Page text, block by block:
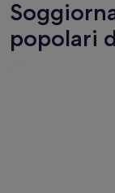
popolari